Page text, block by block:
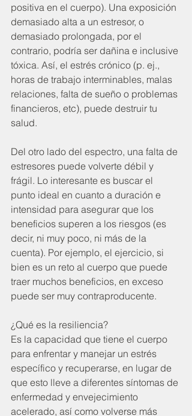
positiva en el cuerpo). Una exposición
demasiado alta a un estresor, o
demasiado prolongada, por el
contrario, podría ser dañina e inclusive
tóxica. Así, el estrés crónico (p. ej.,
horas de trabajo interminables, malas
relaciones, falta de sueño o problemas
financieros, etc), puede destruir tu
salud.
Del otro lado del espectro, una falta de
estresores puede volverte débil y
frágil. Lo interesante es buscar el
punto ideal en cuanto a duración e
intensidad para asegurar que los
beneficios superen a los riesgos (es
decir, ni muy poco, ni más de la
cuenta). Por ejemplo, el ejercicio, si
bien es un reto al cuerpo que puede
traer muchos beneficios, en exceso
puede ser muy contraproducente.
¿Qué es la resiliencia?
Es la capacidad que tiene el cuerpo
para enfrentar y manejar un estrés
específico y recuperarse, en lugar de
que esto lleve a diferentes síntomas de
enfermedad y envejecimiento
acelerado, así como volverse más